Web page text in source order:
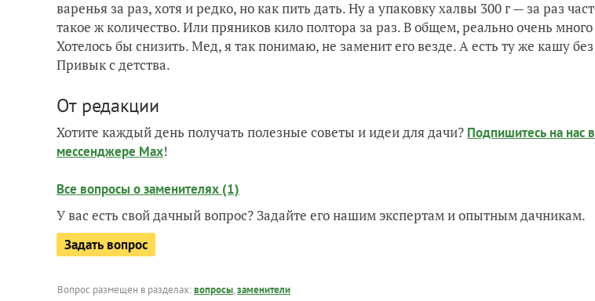
варенья за раз, хотя и редко, но как пить дать. Ну а упаковку халвы 300 г — за раз
такое ж количество. Или пряников кило полтора за раз. В общем, реально очень
Хотелось бы снизить. Мед, я так понимаю, не заменит его везде. А есть ту же кашу
Привык с детства.
От редакции
Хотите каждый день получать полезные советы и идеи для дачи? Подпишитесь на нас
мессенджере Max!
Все вопросы о заменителях (1)
У вас есть свой дачный вопрос? Задайте его нашим экспертам и опытным дачникам.
Задать вопрос
Вопрос размещен в разделах:вопросы,заменители